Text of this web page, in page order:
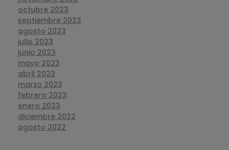
octubre 2023
septiembre 2023
agosto 2023
julio 2023
junio 2023
mayo 2023
abril 2023
marzo 2023
febrero 2023
enero 2023
diciembre 2022
agosto 2022